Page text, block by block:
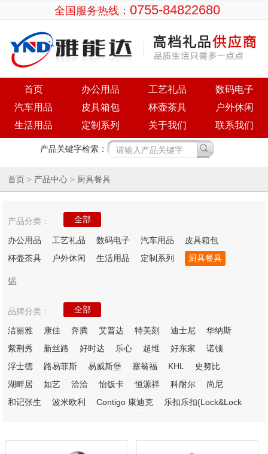
全国服务热线： 0755-84822680
首页 办公用品 工艺礼品
数码电子
汽车用品
皮具箱包 杯壶茶具
户外休闲
生活用品
定制系列 关于我们 联系我们
产品关键字检索：
首页 > 产品中心 > 厨具餐具
产品分类： 全部
办公用品 工艺礼品 数码电子 汽车用品
皮具箱包
杯壶茶具
户外休闲 生活用品 定制系列 厨具餐具
锅
品牌分类： 全部
洁丽雅 康佳 奔腾 艾普达 特美刻 迪士尼
华纳斯
紫荆秀
新丝路 好时达 乐心 超维 好东家
诺顿
浮士德
路易菲斯 易威斯堡 塞翁福 KHL
史努比
湖畔居
如艺 洽洽 怡饭卡 恒源祥 科耐尔
尚尼
和记张生
波米欧利 Contigo 康迪克 乐扣乐扣(Lock&Lock